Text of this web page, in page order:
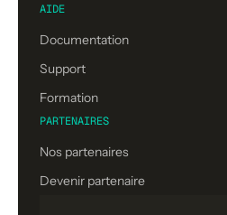
AIDE
Documentation
Support
Formation
PARTENAIRES
Nos partenaires
Devenir partenaire